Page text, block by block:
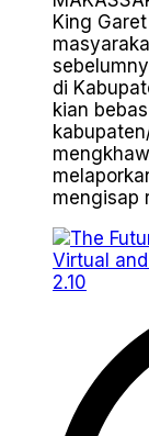
King
di
kian
mengisap
2.10